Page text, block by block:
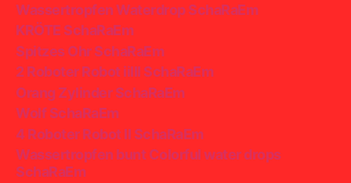
Wassertropfen Waterdrop SchaRaEm
KRÖTE SchaRaEm
Spitzes Ohr SchaRaEm
2 Roboter Robot iiIII SchaRaEm
Orang Zylinder SchaRaEm
Wolf SchaRaEm
4 Roboter Robot II SchaRaEm
Wassertropfen bunt Colorful water drops
SchaRaEm